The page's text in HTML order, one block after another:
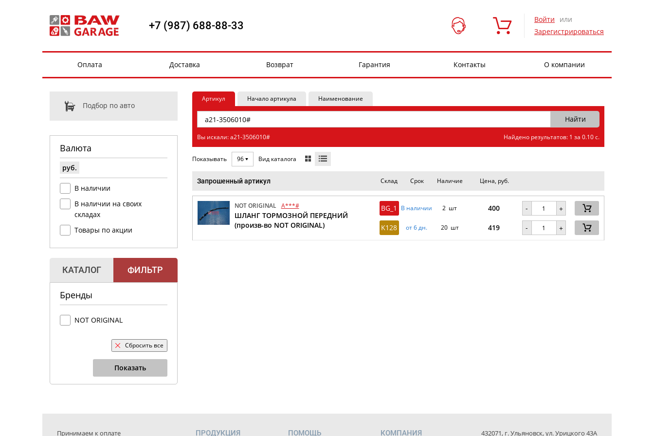
+7 (987) 688-88-33 Войти
или
Зарегистрироваться
Оплата Доставка Возврат Гарантия Контакты О компании
Подбор по авто
Валюта
руб.
В наличии
В наличии на своих
складах
Товары по акции
КАТАЛОГ ФИЛЬТР
Бренды
NOT ORIGINAL
Сбросить все
Показать
Артикул Начало артикула Наименование
Вы искали: a21-3506010# Найдено результатов: 1 за 0.10 с.
Показывать 96 Вид каталога
Запрошенный артикул Склад Срок Наличие Цена, руб.
NOT ORIGINAL A***#
ШЛАНГ ТОРМОЗНОЙ ПЕРЕДНИЙ
(произв-во NOT ORIGINAL)
BG_1 В наличии 2 шт 400 - +
K128 от 6 дн. 20 шт 419 - +
Принимаем к оплате ПРОДУКЦИЯ ПОМОЩЬ КОМПАНИЯ 432071, г. Ульяновск, ул. Урицкого 43А